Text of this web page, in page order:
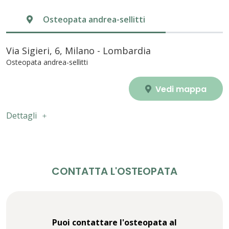
Osteopata andrea-sellitti
Via Sigieri, 6, Milano - Lombardia
Osteopata andrea-sellitti
Vedi mappa
Dettagli
CONTATTA L'OSTEOPATA
Puoi contattare l'osteopata al